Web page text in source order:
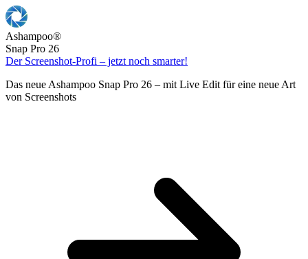
Ashampoo®
Snap Pro 26
Der Screenshot-Profi – jetzt noch smarter!
Das neue Ashampoo Snap Pro 26 – mit Live Edit für eine neue Art
von Screenshots